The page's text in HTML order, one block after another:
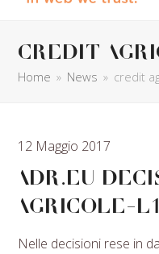
credit
Home » News » credit
12 Maggio 2017
ADR.eu
AGRICOLE-
Nelle decisioni rese in